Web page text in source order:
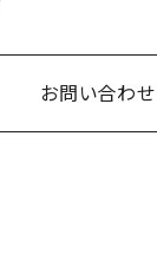
お問い合わせ